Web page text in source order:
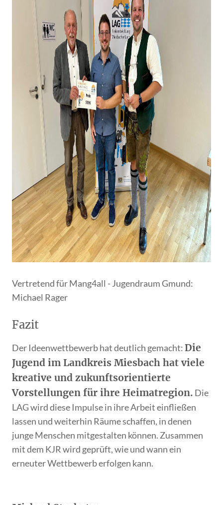
Vertretend für Mang4all - Jugendraum Gmund:
Michael Rager
Fazit
Der Ideenwettbewerb hat deutlich gemacht:Die
Jugend im Landkreis Miesbach hat viele
kreative und zukunftsorientierte
Vorstellungen für ihre Heimatregion. Die
LAG wird diese Impulse in ihre Arbeit einfließen
lassen und weiterhin Räume schaffen, in denen
junge Menschen mitgestalten können. Zusammen
mit dem KJR wird geprüft, wie und wann ein
erneuter Wettbewerb erfolgen kann.